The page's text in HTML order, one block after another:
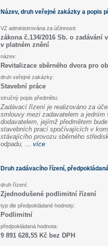
Název, druh veřejné zakázky a popis
VZ administrována za účinnosti:
zákona č.134/2016 Sb. o zadávání
v platném znění
název:
Revitalizace sběrného dvora pro
druh veřejné zakázky:
Stavební práce
stručný popis předmětu:
Zadávací řízení je realizováno za
smlouvy mezi zadavatelem a jedním
dodavatelem, jejímž předmětem
stavebních prací spočívajících v
stávajícího provozu sběrného
odpadu, ... více
Druh zadávacího řízení,
druh řízení:
Zjednodušené podlimitní řízení
typ dle předpokládané hodnoty:
Podlimitní
předpokládaná hodnota:
9 891 628,55 Kč bez DPH